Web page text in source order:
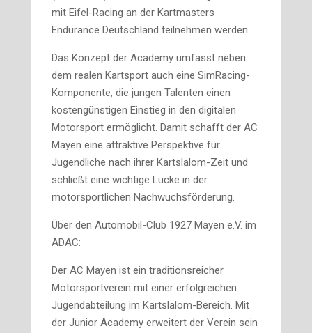
mit Eifel-Racing an der Kartmasters
Endurance Deutschland teilnehmen werden.
Das Konzept der Academy umfasst neben
dem realen Kartsport auch eine SimRacing-
Komponente, die jungen Talenten einen
kostengünstigen Einstieg in den digitalen
Motorsport ermöglicht. Damit schafft der AC
Mayen eine attraktive Perspektive für
Jugendliche nach ihrer Kartslalom-Zeit und
schließt eine wichtige Lücke in der
motorsportlichen Nachwuchsförderung.
Über den Automobil-Club 1927 Mayen e.V. im
ADAC:
Der AC Mayen ist ein traditionsreicher
Motorsportverein mit einer erfolgreichen
Jugendabteilung im Kartslalom-Bereich. Mit
der Junior Academy erweitert der Verein sein